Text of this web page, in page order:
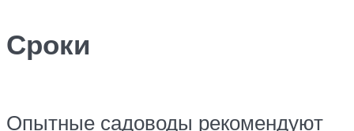
Сроки
Опытные садоводы рекомендуют